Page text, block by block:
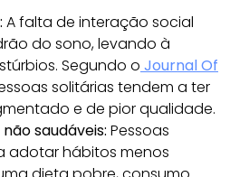
A falta de interação social
do sono, levando à
Segundo o Journal Of
solitárias tendem a ter
e de pior qualidade.
saudáveis: Pessoas
adotar hábitos menos